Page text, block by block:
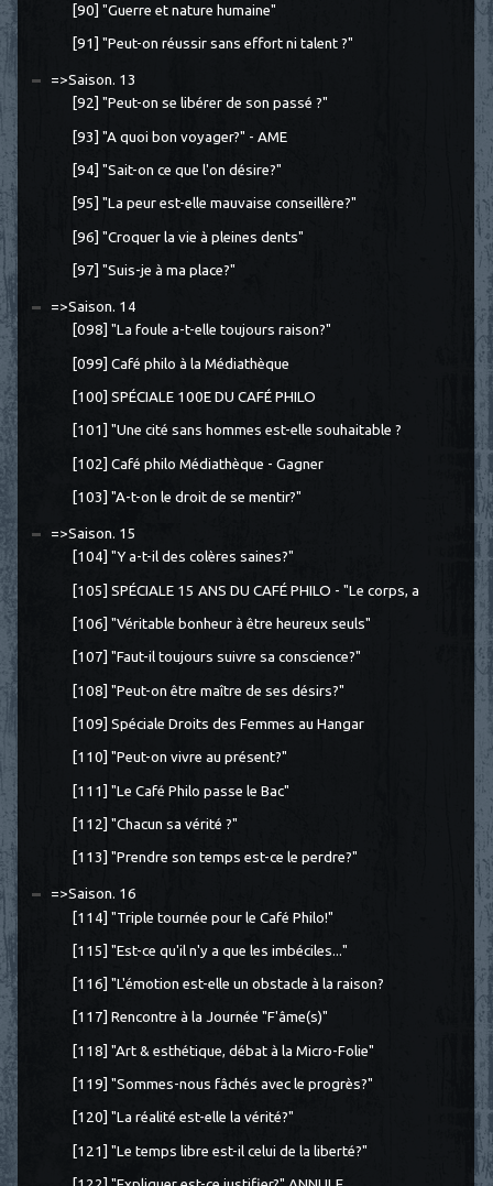
[90] "Guerre et nature humaine"
[91] "Peut-on réussir sans effort ni talent ?"
=>Saison. 13
[92] "Peut-on se libérer de son passé ?"
[93] "A quoi bon voyager?" - AME
[94] "Sait-on ce que l'on désire?"
[95] "La peur est-elle mauvaise conseillère?"
[96] "Croquer la vie à pleines dents"
[97] "Suis-je à ma place?"
=>Saison. 14
[098] "La foule a-t-elle toujours raison?"
[099] Café philo à la Médiathèque
[100] SPÉCIALE 100E DU CAFÉ PHILO
[101] "Une cité sans hommes est-elle souhaitable ?
[102] Café philo Médiathèque - Gagner
[103] "A-t-on le droit de se mentir?"
=>Saison. 15
[104] "Y a-t-il des colères saines?"
[105] SPÉCIALE 15 ANS DU CAFÉ PHILO - "Le corps, a
[106] "Véritable bonheur à être heureux seuls"
[107] "Faut-il toujours suivre sa conscience?"
[108] "Peut-on être maître de ses désirs?"
[109] Spéciale Droits des Femmes au Hangar
[110] "Peut-on vivre au présent?"
[111] "Le Café Philo passe le Bac"
[112] "Chacun sa vérité ?"
[113] "Prendre son temps est-ce le perdre?"
=>Saison. 16
[114] "Triple tournée pour le Café Philo!"
[115] "Est-ce qu'il n'y a que les imbéciles..."
[116] "L'émotion est-elle un obstacle à la raison?
[117] Rencontre à la Journée "F'âme(s)"
[118] "Art & esthétique, débat à la Micro-Folie"
[119] "Sommes-nous fâchés avec le progrès?"
[120] "La réalité est-elle la vérité?"
[121] "Le temps libre est-il celui de la liberté?"